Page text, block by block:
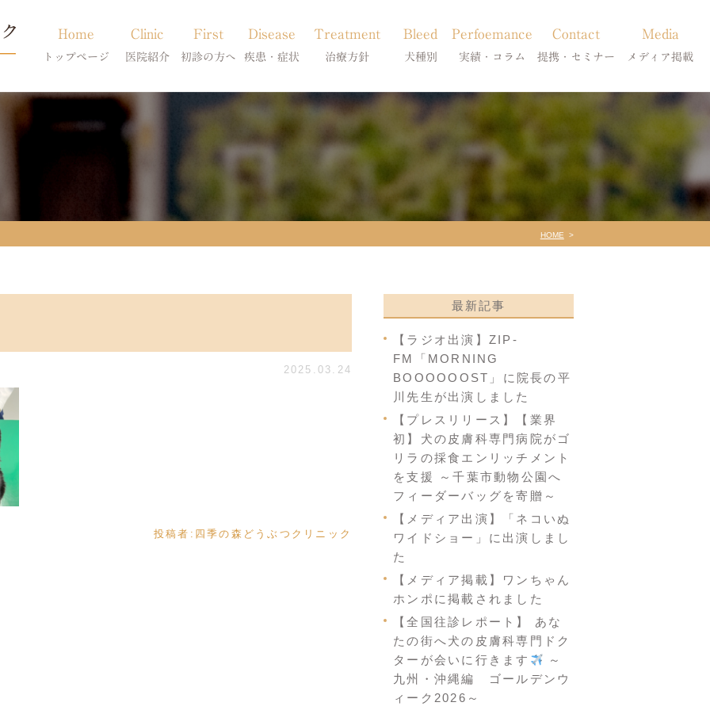
Home
トップページ
Clinic
医院紹介
当院のご紹介
First
初診の方へ
Disease
疾患・症状
アトピー・アレルギー
膿皮症・脂漏症
脱毛症・アロペシアX
Treatment
治療方針
皮膚科特別診療
スキンケア療法
Bleed
犬種別
柴犬の皮膚病
シーズーの皮膚病
フレンチブルドッグの皮膚病
Perfoemance
実績・コラム
犬種別
症状別
Contact
提携・セミナー
診療提携・セミナー開催
Media
メディア掲載
メディア掲載
HOME
2025.03.24
投稿者: 四季の森どうぶつクリニック
最新記事
【ラジオ出演】ZIP-
FM「MORNING
BOOOOOOST」に院長の平
川先生が出演しました
【プレスリリース】【業界
初】犬の皮膚科専門病院がゴ
リラの採食エンリッチメント
を支援 ～千葉市動物公園へ
フィーダーバッグを寄贈～
【メディア出演】「ネコいぬ
ワイドショー」に出演しまし
た
【メディア掲載】ワンちゃん
ホンポに掲載されました
【全国往診レポート】 あな
たの街へ犬の皮膚科専門ドク
ターが会いに行きます
～
九州・沖縄編 ゴールデンウ
ィーク2026～